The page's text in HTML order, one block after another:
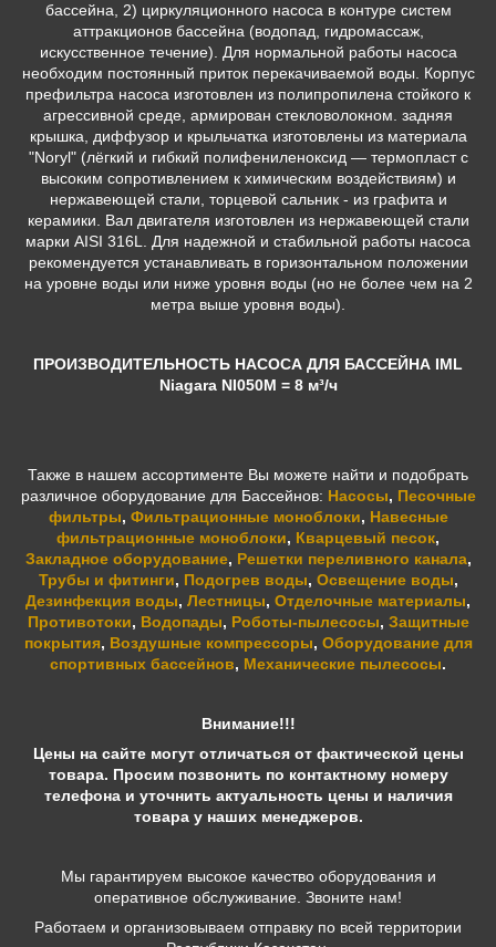
бассейна, 2) циркуляционного насоса в контуре систем
аттракционов бассейна (водопад, гидромассаж,
искусственное течение). Для нормальной работы насоса
необходим постоянный приток перекачиваемой воды. Корпус
префильтра насоса изготовлен из полипропилена стойкого к
агрессивной среде, армирован стекловолокном. задняя
крышка, диффузор и крыльчатка изготовлены из материала
"Noryl" (лёгкий и гибкий полифениленоксид — термопласт с
высоким сопротивлением к химическим воздействиям) и
нержавеющей стали, торцевой сальник - из графита и
керамики. Вал двигателя изготовлен из нержавеющей стали
марки AISI 316L. Для надежной и стабильной работы насоса
рекомендуется устанавливать в горизонтальном положении
на уровне воды или ниже уровня воды (но не более чем на 2
метра выше уровня воды).
ПРОИЗВОДИТЕЛЬНОСТЬ НАСОСА ДЛЯ БАССЕЙНА IML
Niagara NI050M = 8 м³/ч
Также в нашем ассортименте Вы можете найти и подобрать
различное оборудование для Бассейнов: Насосы, Песочные
фильтры, Фильтрационные моноблоки, Навесные
фильтрационные моноблоки, Кварцевый песок,
Закладное оборудование, Решетки переливного канала,
Трубы и фитинги, Подогрев воды, Освещение воды,
Дезинфекция воды, Лестницы, Отделочные материалы,
Противотоки, Водопады, Роботы-пылесосы, Защитные
покрытия, Воздушные компрессоры, Оборудование для
спортивных бассейнов, Механические пылесосы.
Внимание!!!
Цены на сайте могут отличаться от фактической цены
товара. Просим позвонить по контактному номеру
телефона и уточнить актуальность цены и наличия
товара у наших менеджеров.
Мы гарантируем высокое качество оборудования и
оперативное обслуживание. Звоните нам!
Работаем и организовываем отправку по всей территории